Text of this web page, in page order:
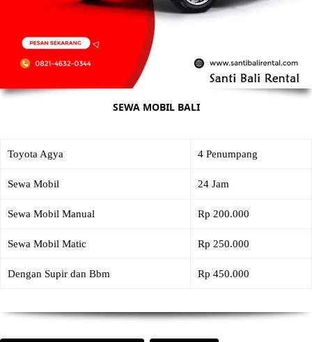
SEWA MOBIL BALI
Toyota Agya 4 Penumpang
Sewa Mobil 24 Jam
Sewa Mobil Manual Rp 200.000
Sewa Mobil Matic Rp 250.000
Dengan Supir dan Bbm Rp 450.000